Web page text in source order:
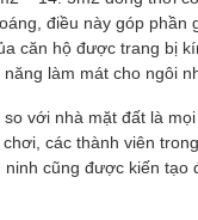
điều này góp
căn hộ được trang bị
làm mát cho ngôi
với nhà mặt đất là
các thành viên
cũng được kiến